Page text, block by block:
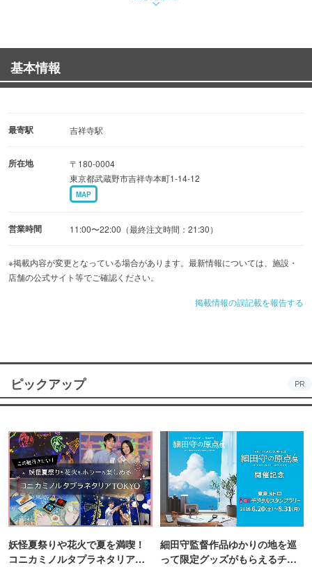
基本情報
最寄駅 吉祥寺駅
所在地
〒180-0004
東京都武蔵野市吉祥寺本町1-14-12
MAP
営業時間 11:00〜22:00（最終注文時間：21:30）
※掲載内容が変更となっている場合があります。最新情報については、施設・
店舗の公式サイト等でご確認ください。
掲載情報の誤記載を報告する
ピックアップ PR
妖怪夏祭りや花火で夏を満喫！
コニカミノルタプラネタリア
細田守監督作品ゆかりの地を巡
って限定グッズがもらえるチャ